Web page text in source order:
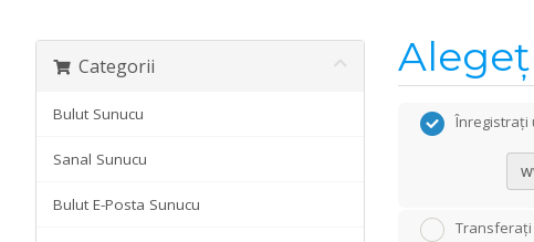
Categorii
Bulut Sunucu
Sanal Sunucu
Bulut E-Posta Sunucu
Înregistrați
Transferați